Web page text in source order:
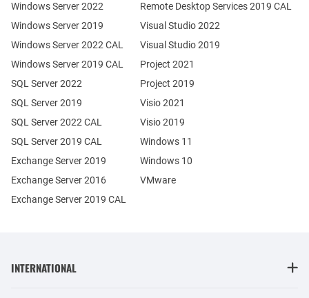
Windows Server 2022
Windows Server 2019
Exchange Server 2019
Exchange Server 2016
SQL Server 2022
SQL Server 2019
Windows Server 2022 CAL
Windows Server 2019 CAL
SQL Server 2022 CAL
SQL Server 2019 CAL
Remote Desktop Services 2019 CAL
Exchange Server 2019 CAL
Visual Studio 2022
Visual Studio 2019
Project 2021
Project 2019
Visio 2021
Visio 2019
Windows 11
Windows 10
VMware
INTERNATIONAL